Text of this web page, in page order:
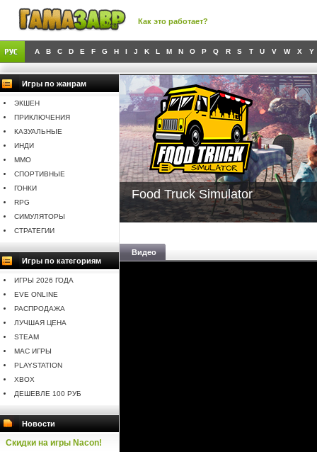
Как это работает?
A B C D E F G H I J K L M N O P Q R S T U V W X Y
Игры по жанрам
ЭКШЕН
ПРИКЛЮЧЕНИЯ
КАЗУАЛЬНЫЕ
ИНДИ
MMO
СПОРТИВНЫЕ
ГОНКИ
RPG
СИМУЛЯТОРЫ
СТРАТЕГИИ
Игры по категориям
ИГРЫ 2026 ГОДА
EVE ONLINE
РАСПРОДАЖА
ЛУЧШАЯ ЦЕНА
STEAM
MAC ИГРЫ
PLAYSTATION
XBOX
ДЕШЕВЛЕ 100 РУБ
Новости
Скидки на игры Nacon!
Food Truck Simulator
Видео